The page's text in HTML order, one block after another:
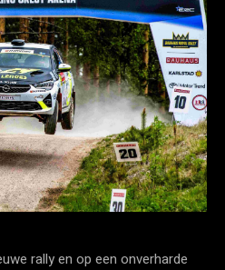
rally en op een onverharde